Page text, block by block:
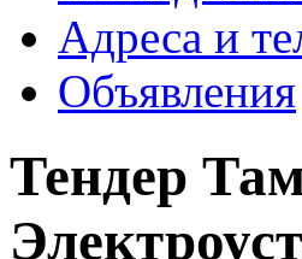
Адреса и
Объявления
Тендер